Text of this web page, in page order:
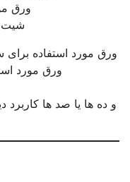
ورق
شیت
ورق مورد استفاده
ورق مورد